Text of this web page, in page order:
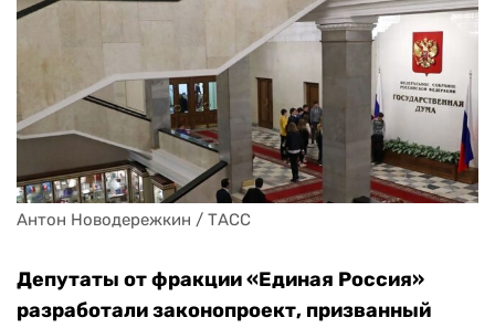
Антон Новодережкин / ТАСС
Депутаты от фракции «Единая Россия»
разработали законопроект, призванный